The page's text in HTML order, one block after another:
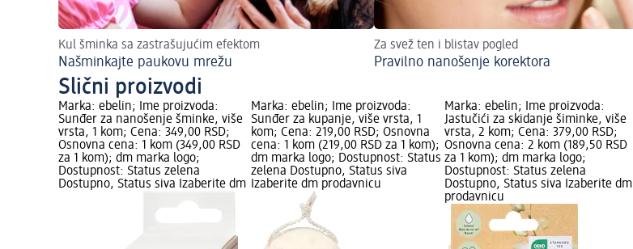
Kul šminka sa zastrašujućim efektom
Našminkajte paukovu mrežu
Za svež ten i blistav pogled
Pravilno nanošenje korektora
Slični proizvodi
Marka: ebelin; Ime proizvoda:
Sunđer za nanošenje šminke, više
vrsta, 1 kom; Cena: 349,00 RSD;
Osnovna cena: 1 kom (349,00 RSD
za 1 kom); dm marka logo;
Dostupnost: Status zelena
Dostupno, Status siva Izaberite dm
Marka: ebelin; Ime proizvoda:
Sunđer za kupanje, više vrsta, 1
kom; Cena: 219,00 RSD; Osnovna
cena: 1 kom (219,00 RSD za 1 kom);
dm marka logo; Dostupnost: Status
zelena Dostupno, Status siva
Izaberite dm prodavnicu
Marka: ebelin; Ime proizvoda:
Jastučići za skidanje šiminke, više
vrsta, 2 kom; Cena: 379,00 RSD;
Osnovna cena: 2 kom (189,50 RSD
za 1 kom); dm marka logo;
Dostupnost: Status zelena
Dostupno, Status siva Izaberite dm
prodavnicu